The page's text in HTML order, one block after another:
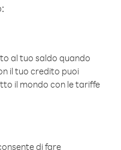
al tuo saldo quando
il tuo credito puoi
il mondo con le tariffe
di fare